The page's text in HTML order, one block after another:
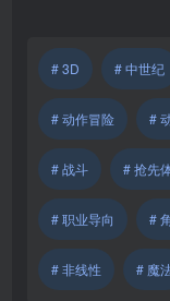
# 3D # 中世纪
# 动作冒险 #
# 战斗 # 抢先
# 职业导向 #
# 非线性 # 魔